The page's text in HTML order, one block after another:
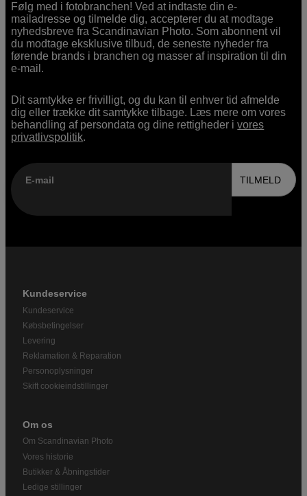
Følg med i fotobranchen! Ved at indtaste din e-
mailadresse og tilmelde dig, accepterer du at modtage
nyhedsbreve fra Scandinavian Photo. Som abonnent vil
du modtage eksklusive tilbud, de seneste nyheder fra
førende brands i branchen og masser af inspiration til din
e-mail.
Dit samtykke er frivilligt, og du kan til enhver tid afmelde
dig eller trække dit samtykke tilbage. Læs mere om vores
behandling af persondata og dine rettigheder ivores
privatlivspolitik.
E-mail TILMELD
Kundeservice
Kundeservice
Købsbetingelser
Levering
Reklamation & Reparation
Personoplysninger
Skift cookieindstillinger
Om os
Om Scandinavian Photo
Vores historie
Butikker & Åbningstider
Ledige stillinger